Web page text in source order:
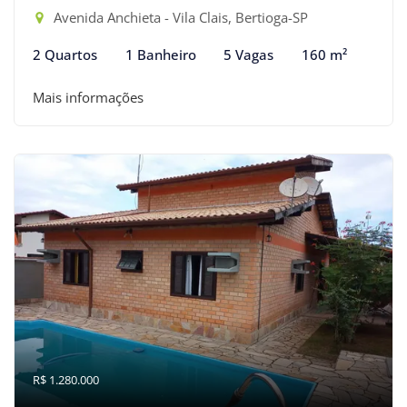
Avenida Anchieta - Vila Clais, Bertioga-SP
2 Quartos 1 Banheiro 5 Vagas 160 m²
Mais informações
R$ 1.280.000